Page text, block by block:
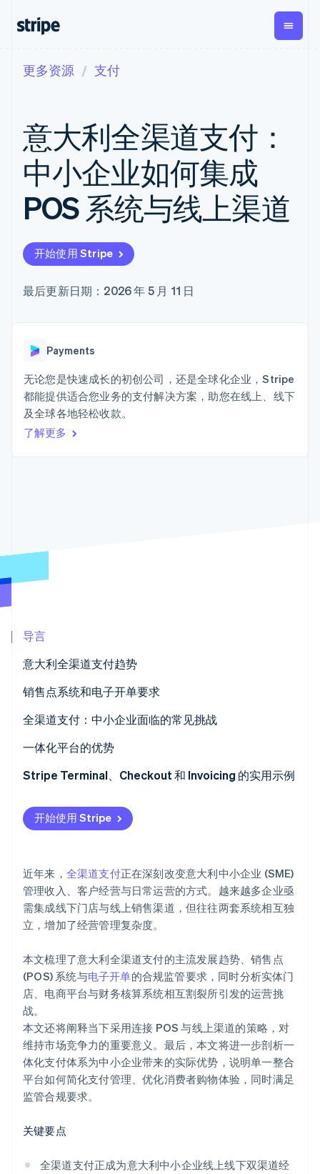
支付
在线支付
Managed
Payments
备案商家解决
方案
Payment links
无代码支付
预构建支付界
面
Elements
灵活的 UI 组件
Payment
接入 125+ 种支
Terminal
Authorization
Boost
支付成功率优
化
Link
加速结账
经常性收入
Metronome
按用量计费
Subscriptions
订阅管理
Invoicing
一次性或定期
Tax
销售税和增值
Revenue
Recognition
Stripe Sigma
Global
Payouts
向第三
方打款
Crypto
钱包、
稳定币
Radar
Atlas
碳移除
Stripe Sessions 2026
了解 Stripe 如何为 AI 构建经济基础设施。
立即观看
按企业阶段
按应用场景
智能体商务
加密货币
电子商务
嵌入式金融
财务自动化
全球化企业
交易市场
按行业
AI 企业
酒店、旅游与休闲
文档
库与 SDK
Stripe Apps
指南
接受线上付款
实施预置结账流程
构建平台或交易市场
管理订阅
发行稳定币支持的支付卡
资源
应用集成
代码示例
学习
指南
支持
获取支持
托管支持方案
专业服务
公司
Stripe Press
联系销售
更多资源 支付
意大利全渠道支付：
中小企业如何集成
POS 系统与线上渠道
开始使用 Stripe
最后更新日期：2026 年 5 月 11 日
Payments
无论您是快速成长的初创公司，还是全球化企业，Stripe
都能提供适合您业务的支付解决方案，助您在线上、线下
及全球各地轻松收款。
了解更多
导言
意大利全渠道支付趋势
销售点系统和电子开单要求
通过销售点系统接受付款的要求
强制电子开单
如何跨多个渠道管理电子开单？
现金使用限制
全渠道支付：中小企业面临的常见挑战
使用独立系统
客户体验
运营复杂性与扩张性不足
如何集成 POS 和电商系统？
一体化平台的优势
简化运营管理
全面掌握销售全貌
改善客户体验
简化监管合规
Stripe Terminal、Checkout 和 Invoicing 的实用示例
Stripe Terminal
Stripe Checkout
一体化平台
开始使用 Stripe
近年来， 全渠道支付正在深刻改变意大利中小企业 (SME)
管理收入、客户经营与日常运营的方式。越来越多企业亟
需集成线下门店与线上销售渠道，但往往两套系统相互独
立，增加了经营管理复杂度。
本文梳理了意大利全渠道支付的主流发展趋势、销售点
(POS) 系统与电子开单的合规监管要求，同时分析实体门
店、电商平台与财务核算系统相互割裂所引发的运营挑
战。
本文还将阐释当下采用连接 POS 与线上渠道的策略，对
维持市场竞争力的重要意义。最后，本文将进一步剖析一
体化支付体系为中小企业带来的实际优势，说明单一整合
平台如何简化支付管理、优化消费者购物体验，同时满足
监管合规要求。
关键要点
全渠道支付正成为意大利中小企业线上线下双渠道经